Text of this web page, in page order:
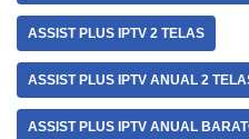
ASSIST PLUS IPTV 2 TELAS
ASSIST PLUS IPTV ANUAL 2
ASSIST PLUS IPTV ANUAL